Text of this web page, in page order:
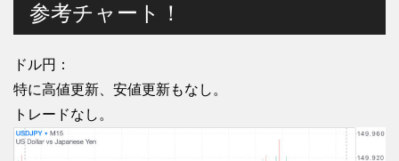
参考チャート！
ドル円：
特に高値更新、安値更新もなし。
トレードなし。